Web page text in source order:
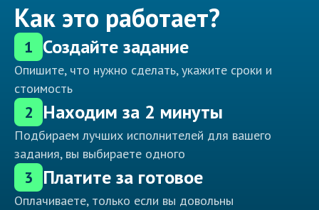
Как это работает?
1 Создайте задание
Опишите, что нужно сделать, укажите сроки и
стоимость
2 Находим за 2 минуты
Подбираем лучших исполнителей для вашего
задания, вы выбираете одного
3 Платите за готовое
Оплачиваете, только если вы довольны